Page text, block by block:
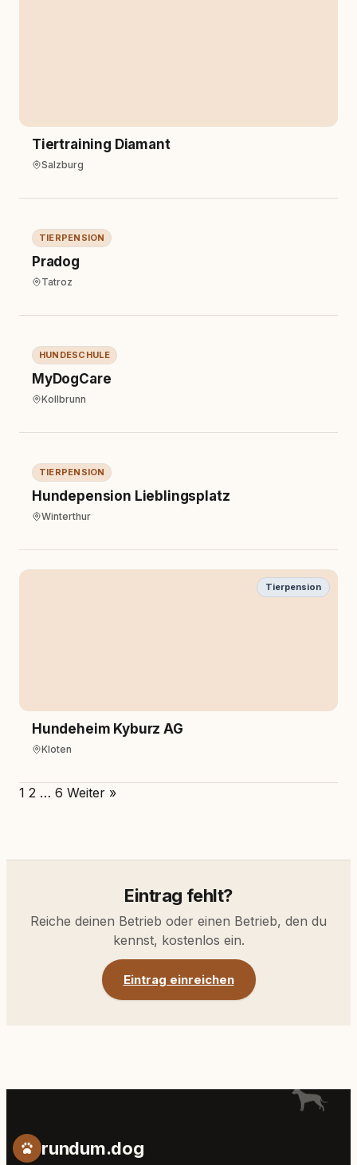
Tiertraining Diamant
Salzburg
TIERPENSION
Pradog
Tatroz
HUNDESCHULE
MyDogCare
Kollbrunn
TIERPENSION
Hundepension Lieblingsplatz
Winterthur
Tierpension
Hundeheim Kyburz AG
Kloten
1 2 … 6 Weiter »
Eintrag fehlt?
Reiche deinen Betrieb oder einen Betrieb, den du
kennst, kostenlos ein.
Eintrag einreichen
rundum.dog